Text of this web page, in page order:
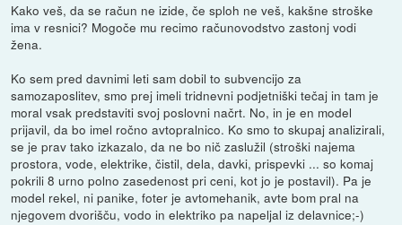
Kako veš, da se račun ne izide, če sploh ne veš, kakšne stroške
ima v resnici? Mogoče mu recimo računovodstvo zastonj vodi
žena.
Ko sem pred davnimi leti sam dobil to subvencijo za
samozaposlitev, smo prej imeli tridnevni podjetniški tečaj in tam je
moral vsak predstaviti svoj poslovni načrt. No, in je en model
prijavil, da bo imel ročno avtopralnico. Ko smo to skupaj analizirali,
se je prav tako izkazalo, da ne bo nič zaslužil (stroški najema
prostora, vode, elektrike, čistil, dela, davki, prispevki ... so komaj
pokrili 8 urno polno zasedenost pri ceni, kot jo je postavil). Pa je
model rekel, ni panike, foter je avtomehanik, avte bom pral na
njegovem dvorišču, vodo in elektriko pa napeljal iz delavnice;-)